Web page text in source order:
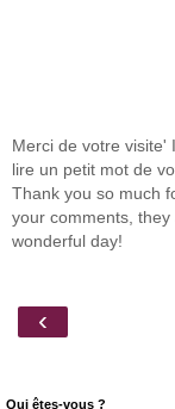
Merci de votre visite'
lire un petit mot de
Thank you so much
your comments,
wonderful day!
‹
Qui êtes-vous ?